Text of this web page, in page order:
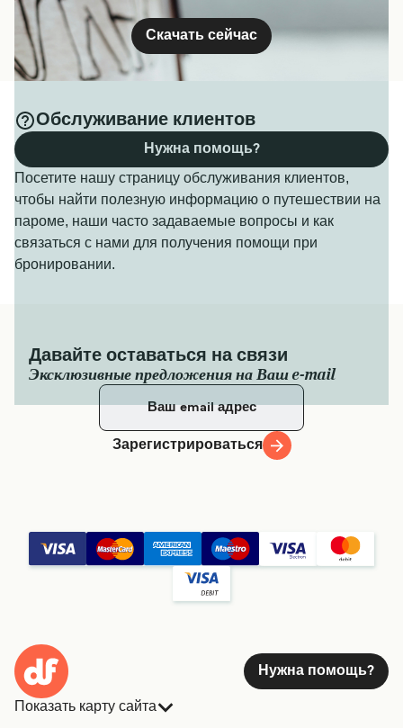
Скачать сейчас
Обслуживание клиентов
Посетите нашу страницу обслуживания клиентов,
чтобы найти полезную информацию о путешествии на
пароме, наши часто задаваемые вопросы и как
связаться с нами для получения помощи при
бронировании.
Нужна помощь?
Давайте оставаться на связи
Эксклюзивные предложения на Ваш e-mail
Зарегистрироваться
Нужна помощь?
Показать карту сайта